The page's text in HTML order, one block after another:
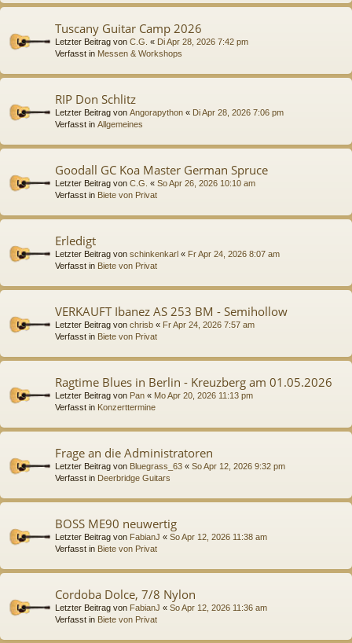
Tuscany Guitar Camp 2026
Letzter Beitrag von C.G. « Di Apr 28, 2026 7:42 pm
Verfasst in Messen & Workshops
RIP Don Schlitz
Letzter Beitrag von Angorapython « Di Apr 28, 2026 7:06 pm
Verfasst in Allgemeines
Goodall GC Koa Master German Spruce
Letzter Beitrag von C.G. « So Apr 26, 2026 10:10 am
Verfasst in Biete von Privat
Erledigt
Letzter Beitrag von schinkenkarl « Fr Apr 24, 2026 8:07 am
Verfasst in Biete von Privat
VERKAUFT Ibanez AS 253 BM - Semihollow
Letzter Beitrag von chrisb « Fr Apr 24, 2026 7:57 am
Verfasst in Biete von Privat
Ragtime Blues in Berlin - Kreuzberg am 01.05.2026
Letzter Beitrag von Pan « Mo Apr 20, 2026 11:13 pm
Verfasst in Konzerttermine
Frage an die Administratoren
Letzter Beitrag von Bluegrass_63 « So Apr 12, 2026 9:32 pm
Verfasst in Deerbridge Guitars
BOSS ME90 neuwertig
Letzter Beitrag von FabianJ « So Apr 12, 2026 11:38 am
Verfasst in Biete von Privat
Cordoba Dolce, 7/8 Nylon
Letzter Beitrag von FabianJ « So Apr 12, 2026 11:36 am
Verfasst in Biete von Privat